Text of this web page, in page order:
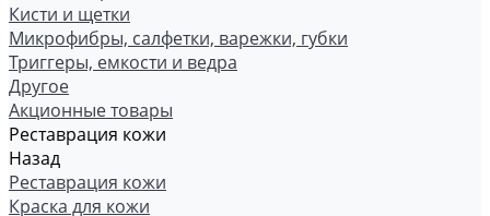
Кисти и щетки
Микрофибры, салфетки, варежки, губки
Триггеры, емкости и ведра
Другое
Акционные товары
Реставрация кожи
Назад
Реставрация кожи
Краска для кожи